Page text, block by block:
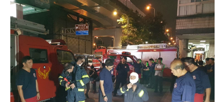
力
園
地
政
府
資
訊
公